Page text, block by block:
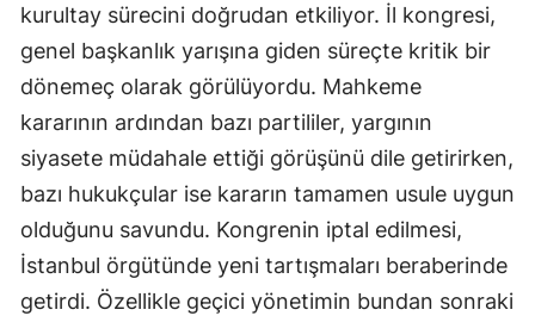
Bayburt
Karaman
Kırıkkale
Batman
Şırnak
Bartın
kurultay sürecini doğrudan etkiliyor. İl kongresi,
genel başkanlık yarışına giden süreçte kritik bir
dönemeç olarak görülüyordu. Mahkeme
kararının ardından bazı partililer, yargının
siyasete müdahale ettiği görüşünü dile getirirken,
bazı hukukçular ise kararın tamamen usule uygun
olduğunu savundu. Kongrenin iptal edilmesi,
İstanbul örgütünde yeni tartışmaları beraberinde
getirdi. Özellikle geçici yönetimin bundan sonraki